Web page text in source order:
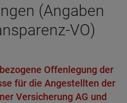
(Anga­ben
VO)
Offen­le­gung der
für die Ange­stell­ten der
Ver­si­che­rung AG und